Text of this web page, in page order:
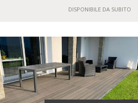
DISPONIBILE DA SUBITO